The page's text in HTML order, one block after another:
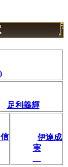
足利義輝
伊達成
実